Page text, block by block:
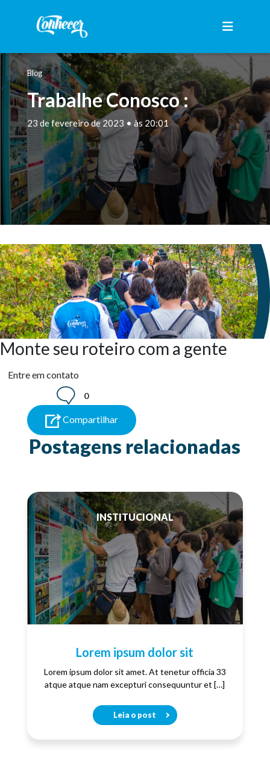
Blog
Trabalhe Conosco :
23 de fevereiro de 2023 • às 20:01
Monte seu roteiro com a gente
Entre em contato
0
Compartilhar
Postagens relacionadas
INSTITUCIONAL
Lorem ipsum dolor sit
Lorem ipsum dolor sit amet. At tenetur officia 33
atque atque nam excepturi consequuntur et […]
Leia o post